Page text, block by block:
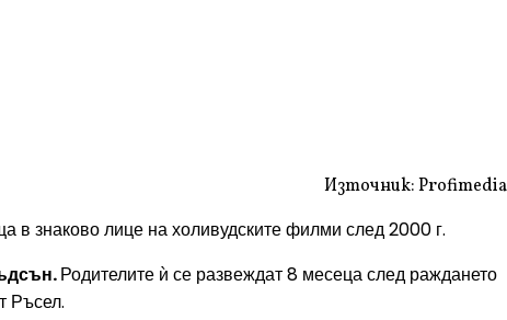
Източник: Profimedia
в знаково лице на холивудските филми след 2000 г.
Родителите ѝ се развеждат 8 месеца след раждането
Ръсел.